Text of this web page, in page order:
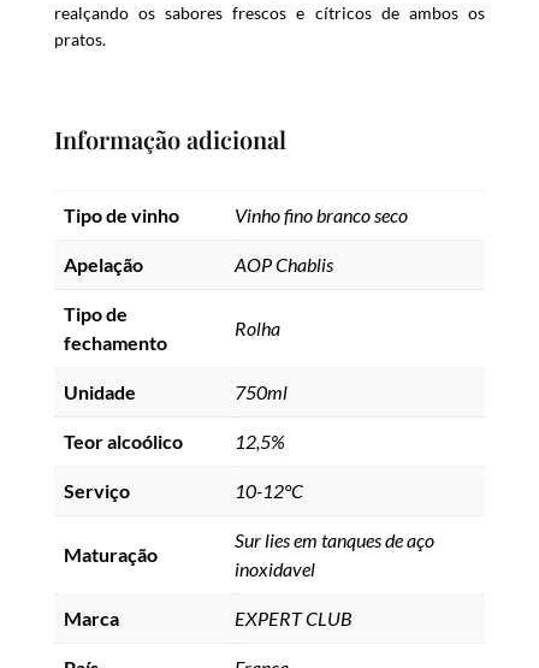
realçando os sabores frescos e cítricos de ambos os
pratos.
Informação adicional
Tipo de vinho Vinho fino branco seco
Apelação AOP Chablis
Tipo de
fechamento
Rolha
Unidade 750ml
Teor alcoólico 12,5%
Serviço 10-12°C
Maturação
Sur lies em tanques de aço
inoxidavel
Marca EXPERT CLUB